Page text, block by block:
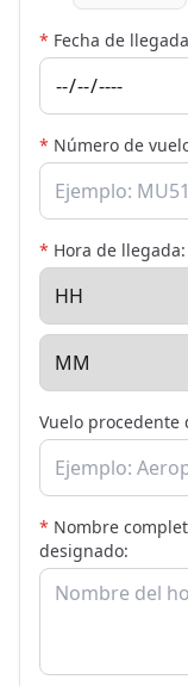
* Fecha de
* Número de
* Hora de llegada:
Vuelo procedente
* Nombre
designado: